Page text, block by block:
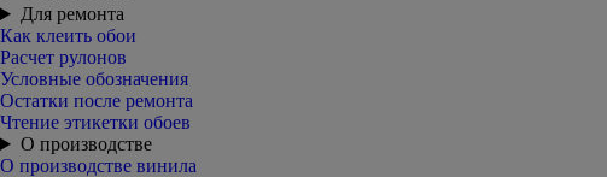
Для ремонта
Как клеить обои
Расчет рулонов
Условные обозначения
Остатки после ремонта
Чтение этикетки обоев
О производстве
О производстве винила